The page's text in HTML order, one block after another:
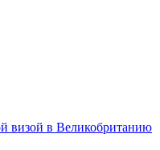
визой в Великобританию